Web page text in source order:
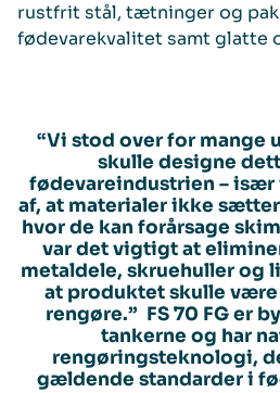
rustfrit stål, tætninger og
fødevarekvalitet samt glatte
“Vi stod over for mange
skulle designe
fødevareindustrien –
af, at materialer ikke
hvor de kan forårsage
var det vigtigt at
metaldele, skruehuller og
at produktet skulle
rengøre.” FS 70 FG er
tankerne og har
rengøringsteknologi,
gældende standarder i